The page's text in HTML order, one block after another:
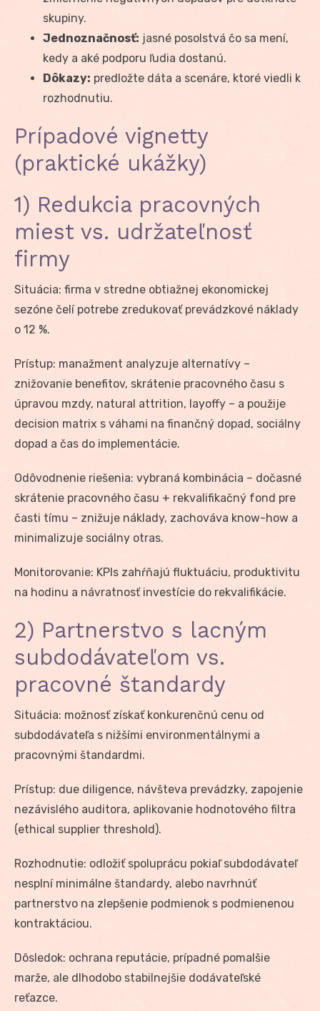
skupiny.
Jednoznačnosť: jasné posolstvá čo sa mení,
kedy a aké podporu ľudia dostanú.
Dôkazy: predložte dáta a scenáre, ktoré viedli k
rozhodnutiu.
Prípadové vignetty
(praktické ukážky)
1) Redukcia pracovných
miest vs. udržateľnosť
firmy
Situácia: firma v stredne obtiažnej ekonomickej
sezóne čelí potrebe zredukovať prevádzkové náklady
o 12 %.
Prístup: manažment analyzuje alternatívy –
znižovanie benefitov, skrátenie pracovného času s
úpravou mzdy, natural attrition, layoffy – a použije
decision matrix s váhami na finančný dopad, sociálny
dopad a čas do implementácie.
Odôvodnenie riešenia: vybraná kombinácia – dočasné
skrátenie pracovného času + rekvalifikačný fond pre
časti tímu – znižuje náklady, zachováva know-how a
minimalizuje sociálny otras.
Monitorovanie: KPIs zahŕňajú fluktuáciu, produktivitu
na hodinu a návratnosť investície do rekvalifikácie.
2) Partnerstvo s lacným
subdodávateľom vs.
pracovné štandardy
Situácia: možnosť získať konkurenčnú cenu od
subdodávateľa s nižšími environmentálnymi a
pracovnými štandardmi.
Prístup: due diligence, návšteva prevádzky, zapojenie
nezávislého auditora, aplikovanie hodnotového filtra
(ethical supplier threshold).
Rozhodnutie: odložiť spoluprácu pokiaľ subdodávateľ
nesplní minimálne štandardy, alebo navrhnúť
partnerstvo na zlepšenie podmienok s podmienenou
kontraktáciou.
Dôsledok: ochrana reputácie, prípadné pomalšie
marže, ale dlhodobo stabilnejšie dodávateľské
reťazce.